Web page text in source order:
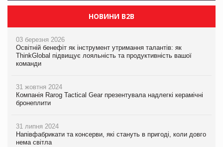
НОВИНИ B2B
03 березня 2026
Освітній бенефіт як інструмент утримання талантів: як
ThinkGlobal підвищує лояльність та продуктивність вашої
команди
31 жовтня 2024
Компанія Rarog Tactical Gear презентувала надлегкі керамічні
бронеплити
31 липня 2024
Напівфабрикати та консерви, які стануть в пригоді, коли довго
нема світла